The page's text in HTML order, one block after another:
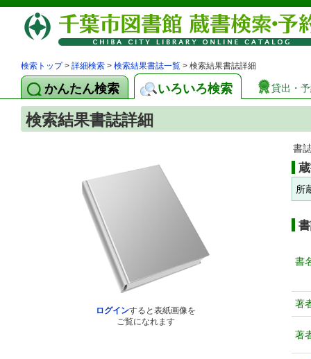
検索トップ> 詳細検索 > 検索結果書誌一覧 > 検索結果書誌詳細
かんたん検索 いろいろ検索 貸出・
検索結果書誌詳細
ログインすると表紙画像を
ご覧になれます
書
所
書
著
著